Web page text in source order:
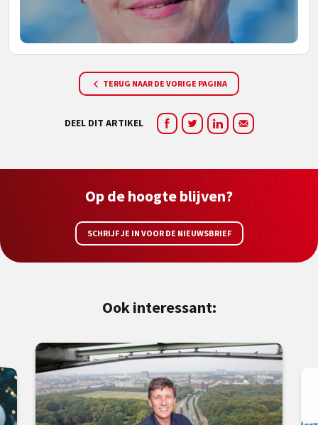
TERUG NAAR DE VORIGE PAGINA
DEEL DIT ARTIKEL
Op de hoogte blijven?
SCHRIJF JE IN VOOR DE NIEUWSBRIEF
Ook interessant: